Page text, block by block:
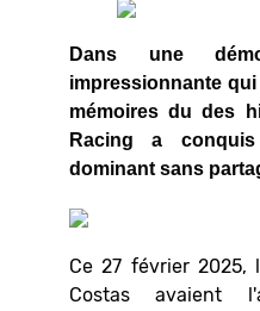
Dans une
impressionnante
mémoires du des
Racing a
dominant sans
Ce 27 février 2025,
Costas avaient